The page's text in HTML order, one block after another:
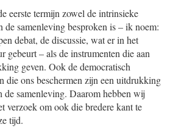
eerste termijn zowel de intrinsieke
de samenleving besproken is – ik noem:
debat, de discussie, wat er in het
gebeurt – als de instrumenten die aan
geven. Ook de democratisch
die ons beschermen zijn een uitdrukking
de samenleving. Daarom hebben wij
verzoek om ook die bredere kant te
tijd.